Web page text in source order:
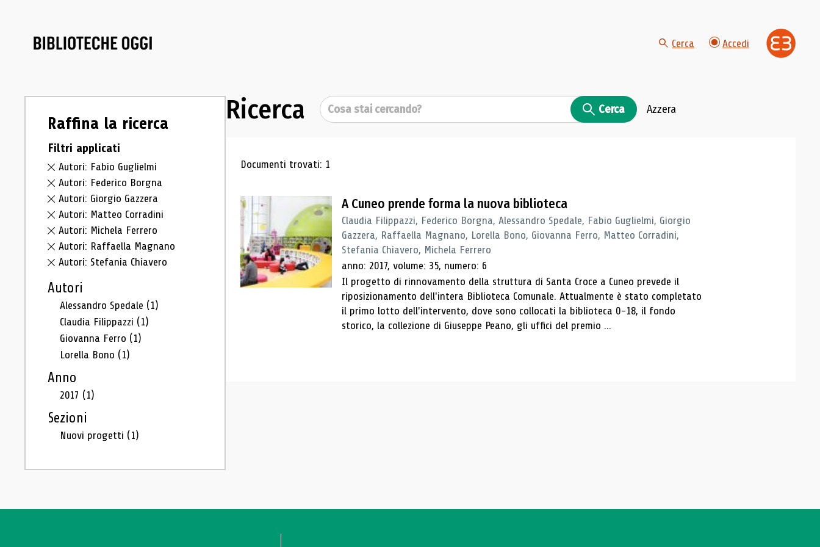
Cerca Accedi
Raffina la ricerca
Filtri applicati
Autori: Fabio Guglielmi
Autori: Federico Borgna
Autori: Giorgio Gazzera
Autori: Matteo Corradini
Autori: Michela Ferrero
Autori: Raffaella Magnano
Autori: Stefania Chiavero
Autori
Alessandro Spedale (1)
Claudia Filippazzi (1)
Giovanna Ferro (1)
Lorella Bono (1)
Anno
2017 (1)
Sezioni
Nuovi progetti (1)
Ricerca Cerca Cerca Azzera
Risultati di ricerca
Documenti trovati: 1
A Cuneo prende forma la nuova biblioteca
Claudia Filippazzi, Federico Borgna, Alessandro Spedale, Fabio Guglielmi, Giorgio
Gazzera, Raffaella Magnano, Lorella Bono, Giovanna Ferro, Matteo Corradini,
Stefania Chiavero, Michela Ferrero
anno: 2017, volume: 35, numero: 6
Il progetto di rinnovamento della struttura di Santa Croce a Cuneo prevede il
riposizionamento dell'intera Biblioteca Comunale. Attualmente è stato completato
il primo lotto dell'intervento, dove sono collocati la biblioteca 0-18, il fondo
storico, la collezione di Giuseppe Peano, gli uffici del premio ...